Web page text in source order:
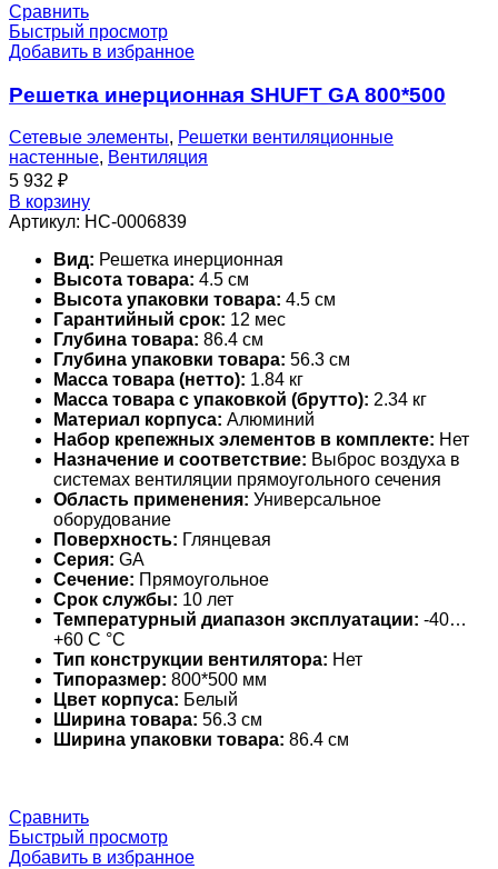
Сравнить
Быстрый просмотр
Добавить в избранное
Решетка инерционная SHUFT GA 800*500
Сетевые элементы, Решетки вентиляционные
настенные, Вентиляция
5 932 ₽
В корзину
Артикул: НС-0006839
Вид: Решетка инерционная
Высота товара: 4.5 см
Высота упаковки товара: 4.5 см
Гарантийный срок: 12 мес
Глубина товара: 86.4 см
Глубина упаковки товара: 56.3 см
Масса товара (нетто): 1.84 кг
Масса товара с упаковкой (брутто): 2.34 кг
Материал корпуса: Алюминий
Набор крепежных элементов в комплекте: Нет
Назначение и соответствие: Выброс воздуха в
системах вентиляции прямоугольного сечения
Область применения: Универсальное
оборудование
Поверхность: Глянцевая
Серия: GA
Сечение: Прямоугольное
Срок службы: 10 лет
Температурный диапазон эксплуатации: -40…
+60 С °С
Тип конструкции вентилятора: Нет
Типоразмер: 800*500 мм
Цвет корпуса: Белый
Ширина товара: 56.3 см
Ширина упаковки товара: 86.4 см
Сравнить
Быстрый просмотр
Добавить в избранное